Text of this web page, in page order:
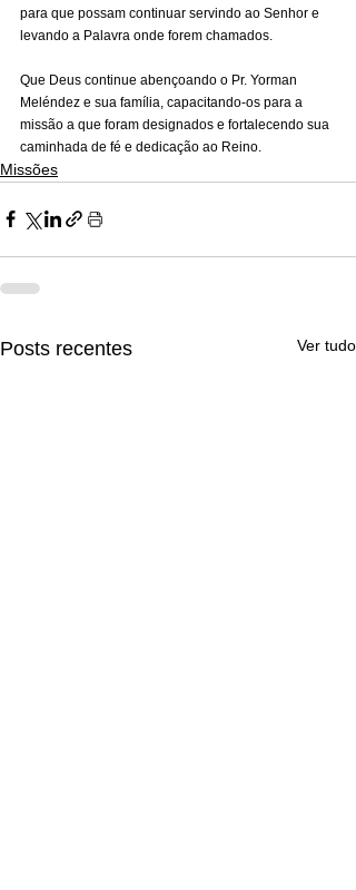
para que possam continuar servindo ao Senhor e
levando a Palavra onde forem chamados.
Que Deus continue abençoando o Pr. Yorman
Meléndez e sua família, capacitando-os para a
missão a que foram designados e fortalecendo sua
caminhada de fé e dedicação ao Reino.
Missões
Posts recentes Ver tudo